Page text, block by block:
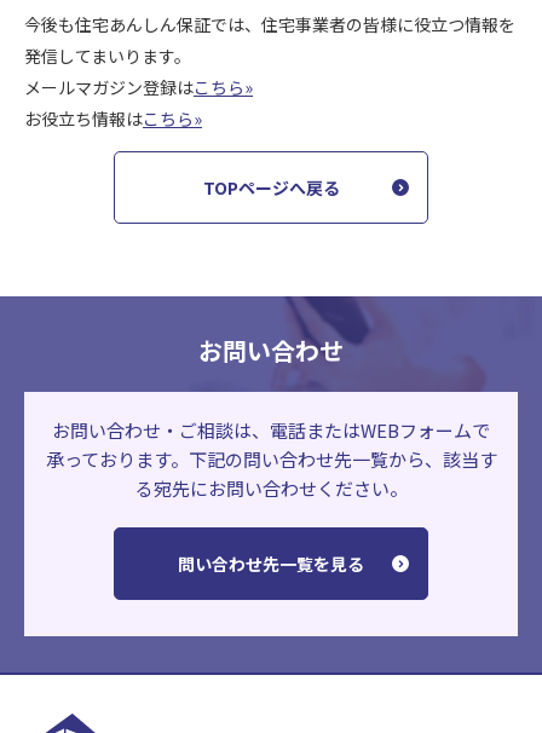
今後も住宅あんしん保証では、住宅事業者の皆様に役立つ情報を
発信してまいります。
メールマガジン登録はこちら»
お役立ち情報はこちら»
TOPページへ戻る
お問い合わせ
お問い合わせ・ご相談は、電話またはWEBフォームで
承っております。 下記の問い合わせ先一覧から、該当す
る宛先にお問い合わせください。
問い合わせ先一覧を見る